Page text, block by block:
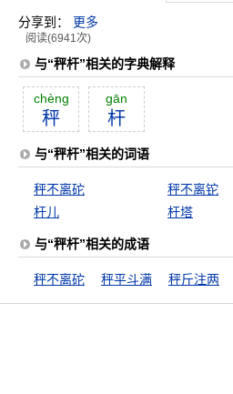
分享到： 更多
阅读(6941次)
与“秤杆”相关的字典解释
chèng
秤
gān
杆
与“秤杆”相关的词语
秤不离砣 秤不离铊
杆儿
杆塔
与“秤杆”相关的成语
秤不离砣 秤平斗满 秤斤注两